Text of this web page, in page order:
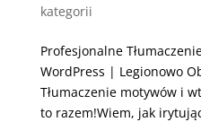
kategorii
Profesjonalne
WordPress | Legionowo
Tłumaczenie motywów i
to razem!Wiem, jak